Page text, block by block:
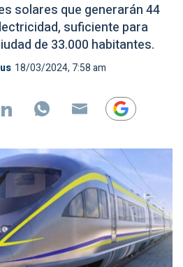
solares que generarán 44
suficiente para
de 33.000 habitantes.
18/03/2024, 7:58 am